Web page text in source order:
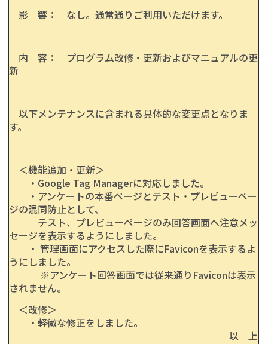
影 響： なし。通常通りご利用いただけます。
内 容： プログラム改修・更新およびマニュアルの更
新
以下メンテナンスに含まれる具体的な変更点となりま
す。
＜機能追加・更新＞
・Google Tag Managerに対応しました。
・アンケートの本番ページとテスト・プレビューペー
ジの混同防止として、
テスト、プレビューページのみ回答画面へ注意メッ
セージを表示するようにしました。
・ 管理画面にアクセスした際にFaviconを表示するよ
うにしました。
※アンケート回答画面では従来通りFaviconは表示
されません。
＜改修＞
・軽微な修正をしました。
以 上